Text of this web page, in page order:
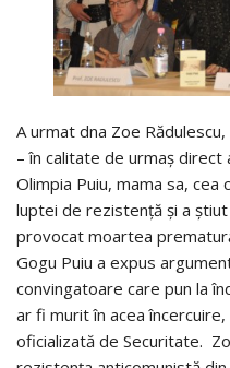
A urmat dna Zoe
– în calitate de urmaş direct
Olimpia Puiu, mama sa, cea
luptei de rezistenţă şi a
provocat moartea
Gogu Puiu a expus
convingatoare care pun la
ar fi murit în acea
oficializată de Securitate.